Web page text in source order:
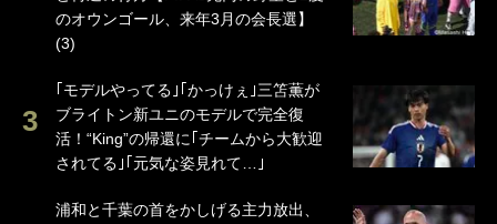
のオウンゴール、来年3月の会長選】
(3)
｢モデルやってる｣｢かっけぇ｣三笘薫が
ブライトン新ユニのモデルで完全復
活！“King”の帰還に｢チームから大歓迎
されてる｣｢元気な姿見れて…｣
浦和と千葉の首をかしげる主力放出、